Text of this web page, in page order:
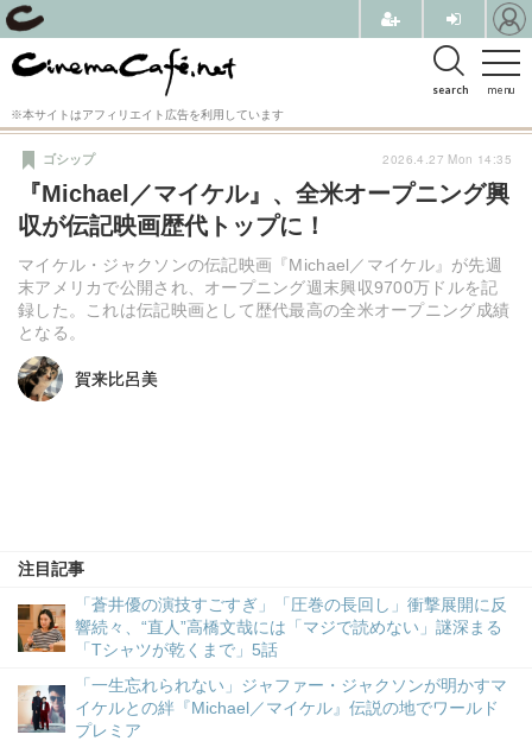
menu
search
※本サイトはアフィリエイト広告を利用しています
『Michael／マイケル』、全米オープニング興
収が伝記映画歴代トップに！
マイケル・ジャクソンの伝記映画『Michael／マイケル』が先週
末アメリカで公開され、オープニング週末興収9700万ドルを記
録した。これは伝記映画として歴代最高の全米オープニング成績
となる。
ゴシップ
賀来比呂美
賀来比呂美
注目記事
「蒼井優の演技すごすぎ」「圧巻の長回し」衝撃展開に反
響続々、“直人”高橋文哉には「マジで読めない」謎深まる
「Tシャツが乾くまで」5話
「一生忘れられない」ジャファー・ジャクソンが明かすマ
イケルとの絆『Michael／マイケル』伝説の地でワールド
プレミア
2026.4.27 Mon 14:35